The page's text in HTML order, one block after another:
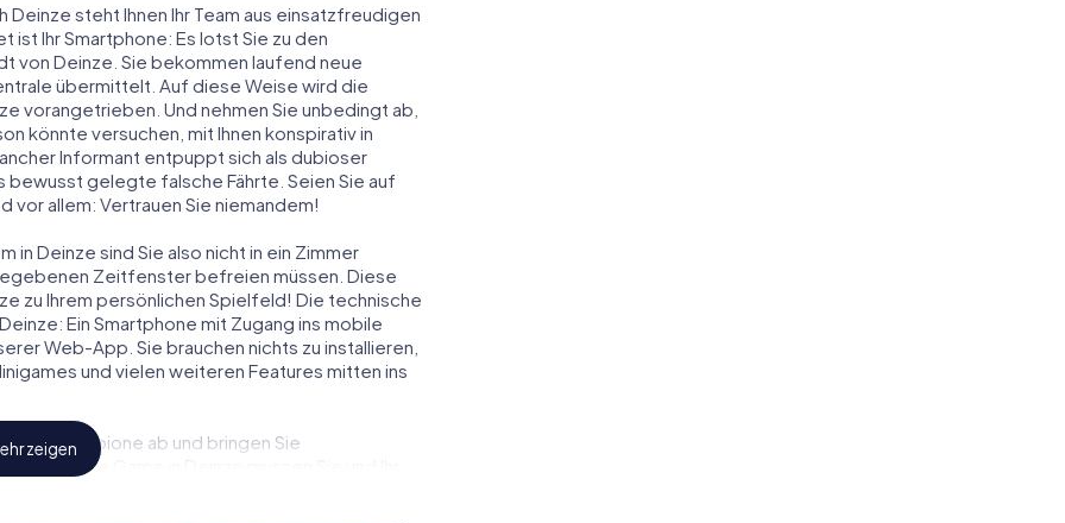
steht Ihnen Ihr Team aus einsatzfreudigen
Ihr Smartphone: Es lotst Sie zu den
von Deinze. Sie bekommen laufend neue
übermittelt. Auf diese Weise wird die
vorangetrieben. Und nehmen Sie unbedingt ab,
könnte versuchen, mit Ihnen konspirativ in
Informant entpuppt sich als dubioser
gelegte falsche Fährte. Seien Sie auf
vor allem: Vertrauen Sie niemandem!
in Deinze sind Sie also nicht in ein Zimmer
Zeitfenster befreien müssen. Diese
zu Ihrem persönlichen Spielfeld! Die technische
Ein Smartphone mit Zugang ins mobile
Web-App. Sie brauchen nichts zu installieren,
und vielen weiteren Features mitten ins
Spione ab und bringen Sie
Escape Game in Deinze müssen Sie und Ihr
zeigen